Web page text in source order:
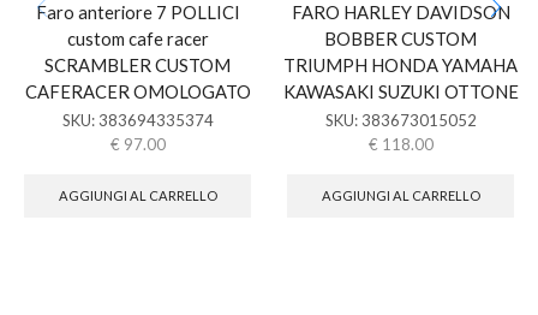
Faro anteriore 7 POLLICI
custom cafe racer
SCRAMBLER CUSTOM
CAFERACER OMOLOGATO
SKU: 383694335374
€ 97.00
AGGIUNGI AL CARRELLO
FARO HARLEY DAVIDSON
BOBBER CUSTOM
TRIUMPH HONDA YAMAHA
KAWASAKI SUZUKI OTTONE
SKU: 383673015052
€ 118.00
AGGIUNGI AL CARRELLO